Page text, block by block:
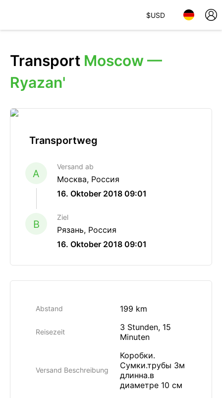
$USD
Transport Moscow —
Ryazan'
Transportweg
A
Versand ab
Москва, Россия
16. Oktober 2018 09:01
B
Ziel
Рязань, Россия
16. Oktober 2018 09:01
Abstand 199 km
Reisezeit
3 Stunden, 15
Minuten
Versand Beschreibung
Коробки.
Сумки.трубы 3м
длинна.в
диаметре 10 см